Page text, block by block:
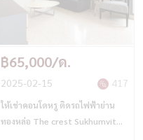
฿65,000/ด.
2025-02-15 417
ให้เช่าคอนโดหรู ติดรถไฟฟ้าย่าน
ทองหล่อ The crest Sukhumvit